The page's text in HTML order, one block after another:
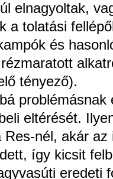
elnagyoltak,
a tolatási
és
tényező).
eltérését.
Res-nél, akár
így kicsit
eredeti